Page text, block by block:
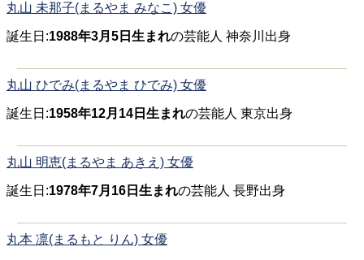
丸山 未那子(まるやま みなこ) 女優
誕生日:1988年3月5日生まれの芸能人 神奈川出身
丸山 ひでみ(まるやま ひでみ) 女優
誕生日:1958年12月14日生まれの芸能人 東京出身
丸山 明恵(まるやま あきえ) 女優
誕生日:1978年7月16日生まれの芸能人 長野出身
丸本 凛(まるもと りん) 女優